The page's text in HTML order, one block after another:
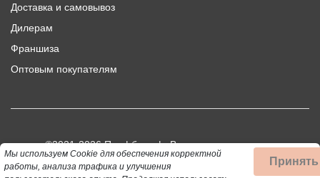
Доставка и самовывоз
Дилерам
Франшиза
Оптовым покупателям
©2021-2026 Профбыт.рф. Все права защищены.
Использование материалов сайта допускается только при
Мы используем Cookie для обеспечения корректной
работы, анализа трафика и улучшения
Принять